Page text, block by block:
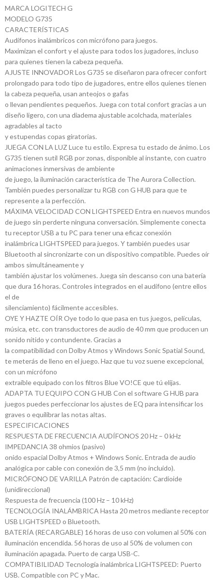
MARCA LOGITECH G
MODELO G735
CARACTERÍSTICAS
Audífonos inalámbricos con micrófono para juegos.
Maximizan el confort y el ajuste para todos los jugadores, incluso
para quienes tienen la cabeza pequeña.
AJUSTE INNOVADOR Los G735 se diseñaron para ofrecer confort
prolongado para todo tipo de jugadores, entre ellos quienes tienen
la cabeza pequeña, usan anteojos o gafas
o llevan pendientes pequeños. Juega con total confort gracias a un
diseño ligero, con una diadema ajustable acolchada, materiales
agradables al tacto
y estupendas copas giratorias.
JUEGA CON LA LUZ Luce tu estilo. Expresa tu estado de ánimo. Los
G735 tienen sutil RGB por zonas, disponible al instante, con cuatro
animaciones inmersivas de ambiente
de juego, la iluminación característica de The Aurora Collection.
También puedes personalizar tu RGB con G HUB para que te
represente a la perfección.
MÁXIMA VELOCIDAD CON LIGHTSPEED Entra en nuevos mundos
de juego sin perderte ninguna conversación. Simplemente conecta
tu receptor USB a tu PC para tener una eficaz conexión
inalámbrica LIGHTSPEED para juegos. Y también puedes usar
Bluetooth al sincronizarte con un dispositivo compatible. Puedes oír
ambos simultáneamente y
también ajustar los volúmenes. Juega sin descanso con una batería
que dura 16 horas. Controles integrados en el audífono (entre ellos
el de
silenciamiento) fácilmente accesibles.
OYE Y HAZTE OÍR Oye todo lo que pasa en tus juegos, películas,
música, etc. con transductores de audio de 40 mm que producen un
sonido nítido y contundente. Gracias a
la compatibilidad con Dolby Atmos y Windows Sonic Spatial Sound,
te meterás de lleno en el juego. Haz que tu voz suene excepcional,
con un micrófono
extraíble equipado con los filtros Blue VO!CE que tú elijas.
ADAPTA TU EQUIPO CON G HUB Con el software G HUB para
juegos puedes perfeccionar los ajustes de EQ para intensificar los
graves o equilibrar las notas altas.
ESPECIFICACIONES
RESPUESTA DE FRECUENCIA AUDÍFONOS 20 Hz – 0 kHz
IMPEDANCIA 38 ohmios (pasivo)
onido espacial Dolby Atmos + Windows Sonic. Entrada de audio
analógica por cable con conexión de 3,5 mm (no incluido).
MICRÓFONO DE VARILLA Patrón de captación: Cardioide
(unidireccional)
Respuesta de frecuencia (100 Hz – 10 kHz)
TECNOLOGÍA INALÁMBRICA Hasta 20 metros mediante receptor
USB LIGHTSPEED o Bluetooth.
BATERÍA (RECARGABLE) 16 horas de uso con volumen al 50% con
iluminación encendida. 56 horas de uso al 50% de volumen con
iluminación apagada. Puerto de carga USB-C.
COMPATIBILIDAD Tecnología inalámbrica LIGHTSPEED: Puerto
USB. Compatible con PC y Mac.